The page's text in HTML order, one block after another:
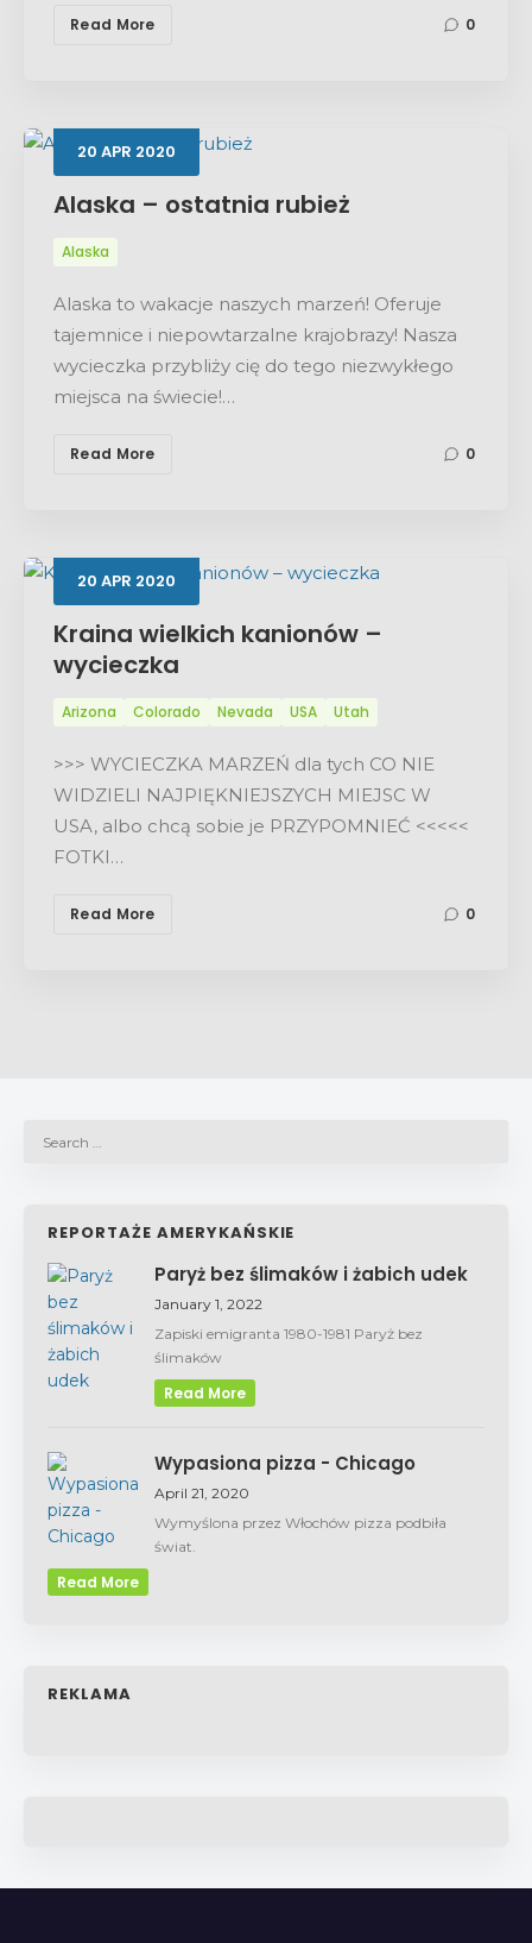
Read More 0
20 APR 2020
Alaska – ostatnia rubież
Alaska
Alaska to wakacje naszych marzeń! Oferuje
tajemnice i niepowtarzalne krajobrazy! Nasza
wycieczka przybliży cię do tego niezwykłego
miejsca na świecie!…
Read More 0
20 APR 2020
Kraina wielkich kanionów –
wycieczka
Arizona Colorado Nevada USA Utah
>>> WYCIECZKA MARZEŃ dla tych CO NIE
WIDZIELI NAJPIĘKNIEJSZYCH MIEJSC W
USA, albo chcą sobie je PRZYPOMNIEĆ <<<<<
FOTKI…
Read More 0
REPORTAŻE AMERYKAŃSKIE
Paryż bez ślimaków i żabich udek
January 1, 2022
Zapiski emigranta 1980-1981 Paryż bez
ślimaków
Read More
Wypasiona pizza - Chicago
April 21, 2020
Wymyślona przez Włochów pizza podbiła
świat.
Read More
REKLAMA